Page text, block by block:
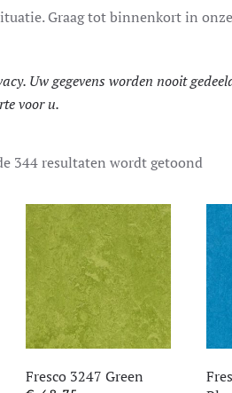
Graag tot binnenkort in
Uw gegevens worden nooit
voor u.
344 resultaten wordt getoond
Fresco 3247 Green